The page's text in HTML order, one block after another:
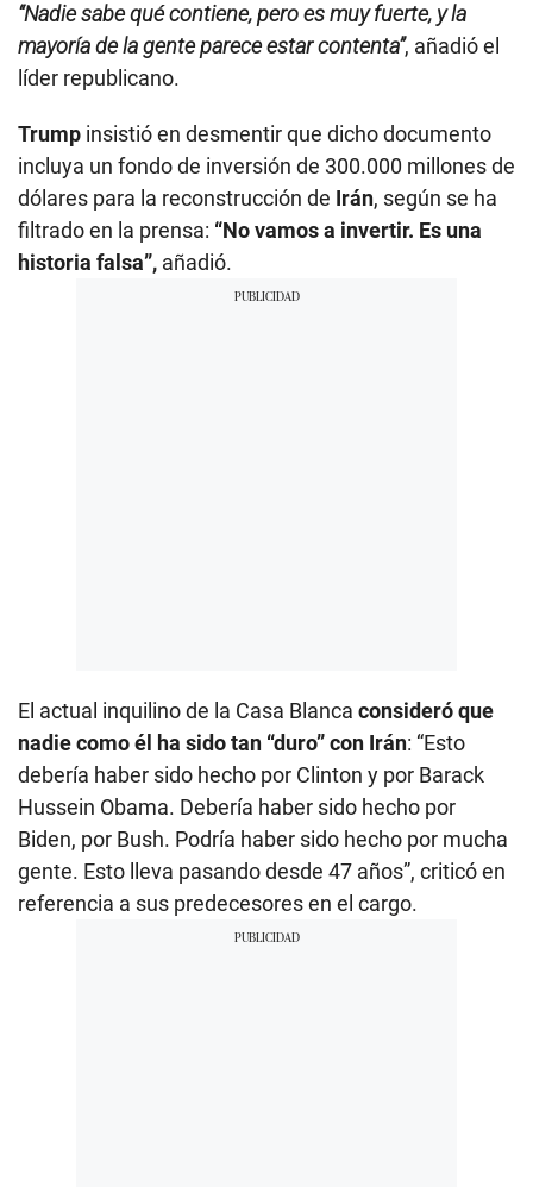
“Nadie sabe qué contiene, pero es muy fuerte, y la
mayoría de la gente parece estar contenta”, añadió el
líder republicano.
Trump insistió en desmentir que dicho documento
incluya un fondo de inversión de 300.000 millones de
dólares para la reconstrucción de Irán, según se ha
filtrado en la prensa: “No vamos a invertir. Es una
historia falsa”, añadió.
El actual inquilino de la Casa Blanca consideró que
nadie como él ha sido tan “duro” con Irán: “Esto
debería haber sido hecho por Clinton y por Barack
Hussein Obama. Debería haber sido hecho por
Biden, por Bush. Podría haber sido hecho por mucha
gente. Esto lleva pasando desde 47 años”, criticó en
referencia a sus predecesores en el cargo.